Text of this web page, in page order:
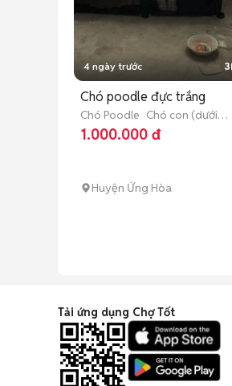
4 ngày trước 3
Chó poodle đực trắng
Chó Poodle Chó con (dưới 3
tháng tuổi)
1.000.000 đ
Huyện Ứng Hòa
Tải ứng dụng Chợ Tốt